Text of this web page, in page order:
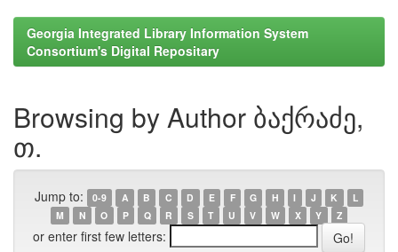
Georgia Integrated Library Information System
Consortium's Digital Repositary
Browsing by Author ბაქრაძე,
თ.
Jump to: 0-9 A B C D E F G H I J K
L
M
N O P Q R S T U V W X Y Z
or enter first few letters: